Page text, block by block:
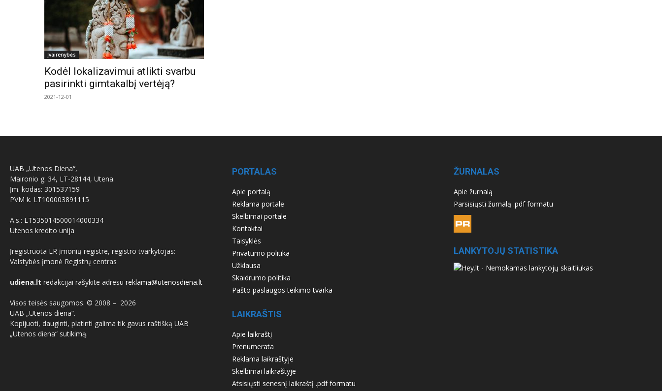
Įvairenybės
Kodėl lokalizavimui atlikti svarbu
pasirinkti gimtakalbį vertėją?
2021-12-01
UAB „Utenos Diena“,
Maironio g. 34, LT-28144, Utena.
Įm. kodas: 301537159
PVM k. LT100003891115
A.s.: LT535014500014000334
Utenos kredito unija
Įregistruota LR įmonių registre, registro tvarkytojas:
Valstybės įmonė Registrų centras
udiena.lt redakcijai rašykite adresu reklama@utenosdiena.lt
Visos teisės saugomos. © 2008 – 2026
UAB „Utenos diena“.
Kopijuoti, dauginti, platinti galima tik gavus raštišką UAB
„Utenos diena“ sutikimą.
PORTALAS
Apie portalą
Reklama portale
Skelbimai portale
Kontaktai
Taisyklės
Privatumo politika
Užklausa
Skaidrumo politika
Pašto paslaugos teikimo tvarka
LAIKRAŠTIS
Apie laikraštį
Prenumerata
Reklama laikraštyje
Skelbimai laikraštyje
Atsisiųsti senesnį laikraštį .pdf formatu
ŽURNALAS
Apie žurnalą
Parsisiųsti žurnalą .pdf formatu
LANKYTOJŲ STATISTIKA